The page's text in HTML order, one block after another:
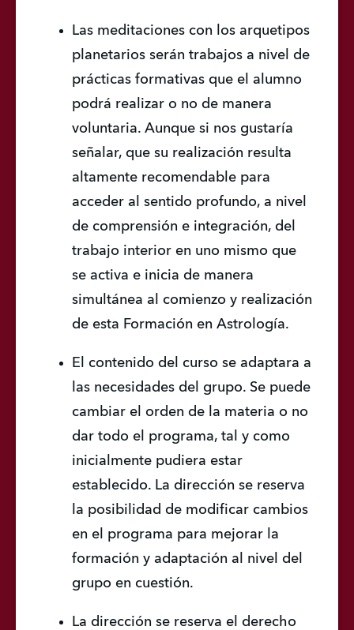
Las meditaciones con los arquetipos
planetarios serán trabajos a nivel de
prácticas formativas que el alumno
podrá realizar o no de manera
voluntaria. Aunque si nos gustaría
señalar, que su realización resulta
altamente recomendable para
acceder al sentido profundo, a nivel
de comprensión e integración, del
trabajo interior en uno mismo que
se activa e inicia de manera
simultánea al comienzo y realización
de esta Formación en Astrología.
El contenido del curso se adaptara a
las necesidades del grupo. Se puede
cambiar el orden de la materia o no
dar todo el programa, tal y como
inicialmente pudiera estar
establecido. La dirección se reserva
la posibilidad de modificar cambios
en el programa para mejorar la
formación y adaptación al nivel del
grupo en cuestión.
La dirección se reserva el derecho